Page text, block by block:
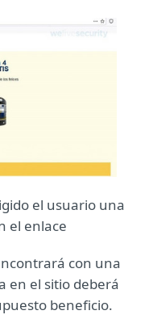
el usuario una
el enlace
con una
en el sitio deberá
beneficio.